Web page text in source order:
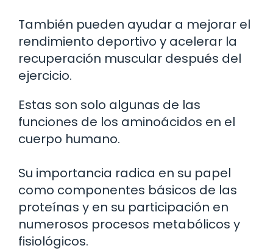
También pueden ayudar a mejorar el
rendimiento deportivo y acelerar la
recuperación muscular después del
ejercicio.
Estas son solo algunas de las
funciones de los aminoácidos en el
cuerpo humano.
Su importancia radica en su papel
como componentes básicos de las
proteínas y en su participación en
numerosos procesos metabólicos y
fisiológicos.